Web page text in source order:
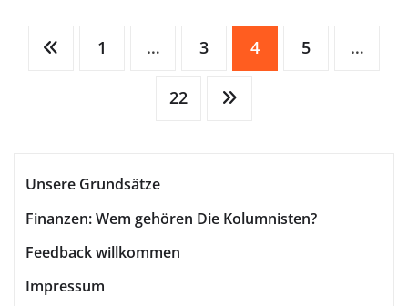
Seitennummerierung
1 … 3 4 5 …
22
Unsere Grundsätze
Finanzen: Wem gehören Die Kolumnisten?
Feedback willkommen
Impressum